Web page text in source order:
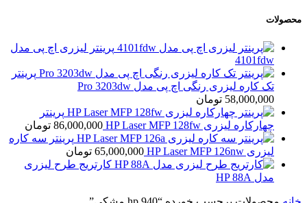
محصولات
پرینتر لیزری اچ پی مدل
4101fdw
پرینتر
تک کاره لیزری رنگی اچ پی مدل Pro 3203dw
58,000,000 تومان
پرینتر
چهارکاره لیزری HP Laser MFP 128fw
86,000,000 تومان
پرینتر سه کاره
لیزری HP Laser MFP 126nw
65,000,000 تومان
کارتریج طرح لیزری
مدل HP 88A